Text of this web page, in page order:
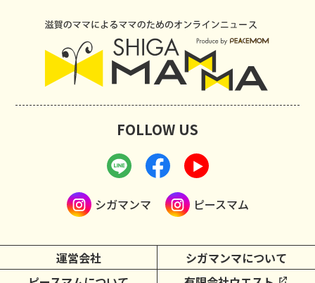
運営会社
シガマンマについて
FOLLOW US
シガマンマ ピースマム